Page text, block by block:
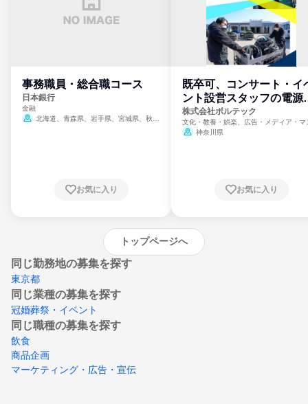
事務職員・総合職コース
日本銀行
金融
北海道、青森県、岩手県、宮城県、秋田
崎県、熊本県、大分県、宮崎県、鹿児島県、
お気に入り
既卒可、コンサート・イ
ント設営スタッフの電源
門
株式会社ボルテック
文化・教養・娯楽、広告・メディア・マ
ミ、電力・ガス・水道・エネルギー
神奈川県
お気に入り
トップページへ
同じ勤務地の募集を探す
東京都
同じ業種の募集を探す
冠婚葬祭・イベント
同じ職種の募集を探す
飲食
商品企画
マーケティング・広告・宣伝